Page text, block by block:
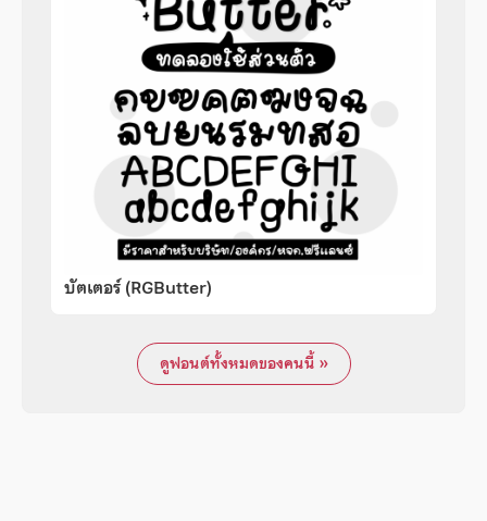
บัตเตอร์ (RGButter)
ดูฟอนต์ทั้งหมดของคนนี้ »